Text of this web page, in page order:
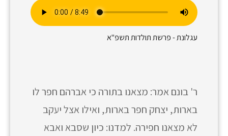
עגלונת - פרשת תולדות תשפ"א
ר' בונם אמר: מצאנו בתורה כי אברהם חפר לו
בארות, יצחק חפר בארות, ואילו אצל יעקב
לא מצאנו חפירה. למדנו: כיון שסבא ואבא